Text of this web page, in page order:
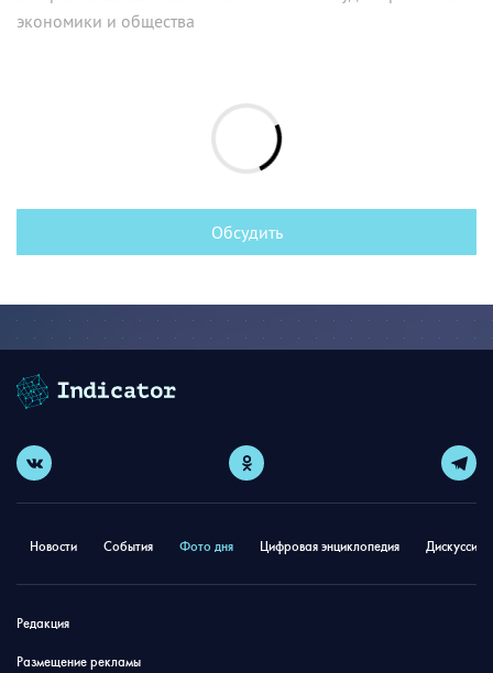
экономики и общества
Обсудить
Новости События Фото дня Цифровая энциклопедия
Редакция
Размещение рекламы